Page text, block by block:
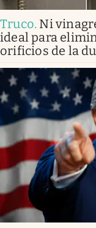
Truco. Ni
ideal para
orificios de la